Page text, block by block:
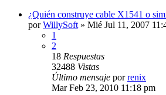
¿Quién construye cable X1541 o
porWillySoft » Mié Jul 11, 2007
1
2
18 Respuestas
32488 Vistas
Último mensaje porrenix
Mar Feb 23, 2010 11:18 pm